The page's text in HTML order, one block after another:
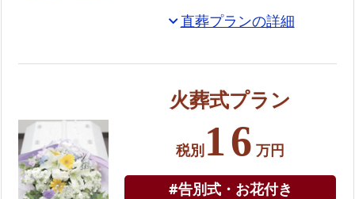
expand_more直葬プランの詳細
火葬式プラン
税別16 万円
#告別式・お花付き